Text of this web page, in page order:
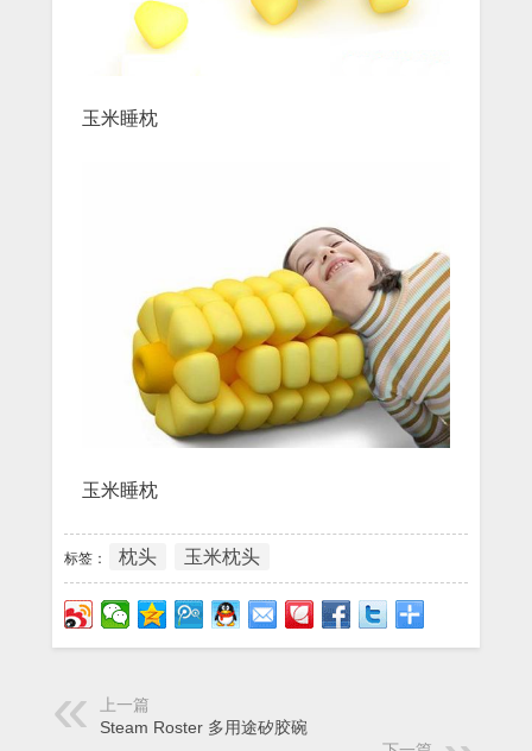
玉米睡枕
玉米睡枕
标签： 枕头 玉米枕头
上一篇
Steam Roster 多用途矽胶碗